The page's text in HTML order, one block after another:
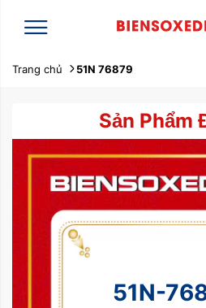
Trang chủ 51N 76879
Sản Phẩm
51N-